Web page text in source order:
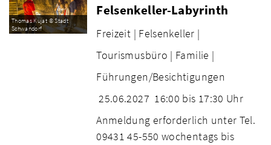
Thomas Kujat © Stadt
Schwandorf
Felsenkeller-Labyrinth
Freizeit | Felsenkeller |
Tourismusbüro | Familie |
Führungen/Besichtigungen
25.06.2027 16:00 bis 17:30 Uhr
Anmeldung erforderlich unter Tel.
09431 45-550 wochentags bis